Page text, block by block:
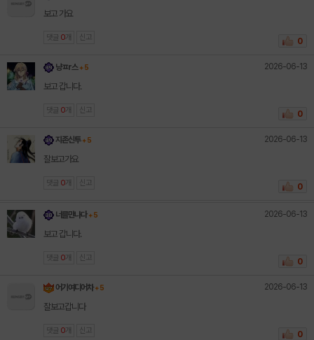
보고 가요
댓글 0 개 신고 0
냥ㅍr스 + 5 2026-06-13
보고 갑니다.
댓글 0 개 신고 0
지존신투 + 5 2026-06-13
잘보고가요
댓글 0 개 신고 0
너를만나다 + 5 2026-06-13
보고 갑니다.
댓글 0 개 신고 0
어기여디어차 + 5 2026-06-13
잘보고갑니다
댓글 0 개 신고 0